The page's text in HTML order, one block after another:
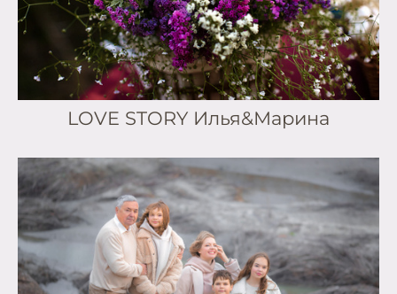
LOVE STORY Илья&Марина